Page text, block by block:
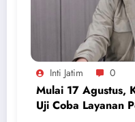
Inti Jatim 0
Mulai 17 Agustus,
Uji Coba Layanan